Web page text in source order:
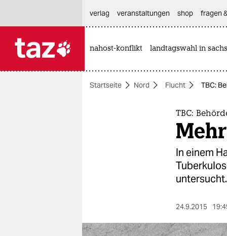
themen
berlin
verlag
veranstaltungen shop fragen
nahost-konflikt landtagswahl in
Startseite Nord Flucht TBC:
TBC:
In einem
untersucht.
24.9.2015